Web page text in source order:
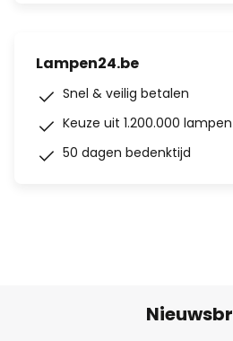
Lampen24.be
Snel & veilig betalen
Keuze uit 1.200.000 lampen
50 dagen bedenktijd